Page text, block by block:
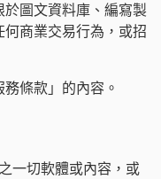
圖文資料庫、編寫製
商業交易行為，或招
條款」的內容。
一切軟體或內容，或